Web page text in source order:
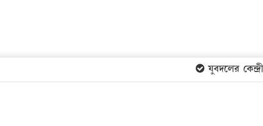
যুবদলের কেন্দ্রীয়